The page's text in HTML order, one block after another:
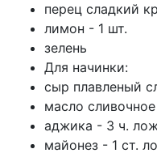
перец сладкий
лимон - 1 шт.
зелень
Для начинки:
сыр плавленый
масло
аджика - 3 ч.
майонез - 1 ст.